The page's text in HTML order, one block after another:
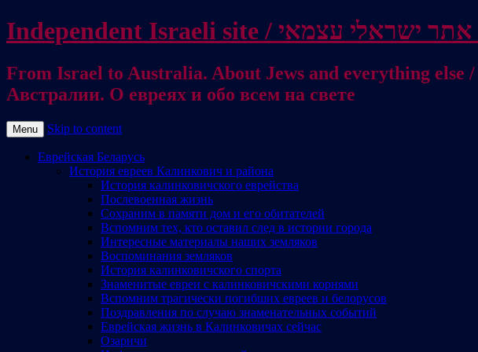
From Israel to Australia. About Jews and everything else / מישראל לאוסטרליה. על היהודים ועל כל דבר אחר / От Израиля до
Австралии. О евреях и обо всем на свете
Menu Skip to content
Еврейская Беларусь
История евреев Калинкович и района
История калинковичского еврейства
Послевоенная жизнь
Сохраним в памяти дом и его обитателей
Вспомним тех, кто оставил след в истории города
Интересные материалы наших земляков
Воспоминания земляков
История калинковичского спорта
Знаменитые евреи с калинковичскими корнями
Вспомним трагически погибших евреев и белорусов
Поздравления по случаю знаменательных событий
Еврейская жизнь в Калинковичах сейчас
Озаричи